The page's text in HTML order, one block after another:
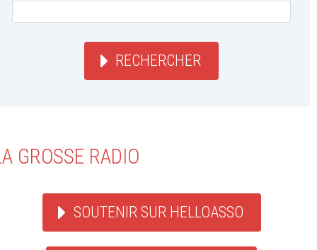
RECHERCHER
GROSSE RADIO
SOUTENIR SUR HELLOASSO